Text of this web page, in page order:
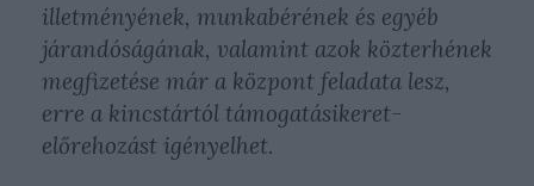
illetményének, munkabérének és egyéb
járandóságának, valamint azok közterhének
megfizetése már a központ feladata lesz,
erre a kincstártól támogatásikeret-
előrehozást igényelhet.